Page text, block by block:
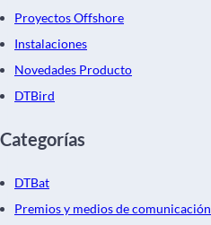
Proyectos Offshore
Instalaciones
Novedades Producto
DTBird
Categorías
DTBat
Premios y medios de comunicación